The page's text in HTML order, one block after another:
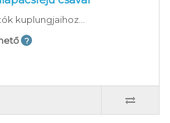
kuplungjaihoz...